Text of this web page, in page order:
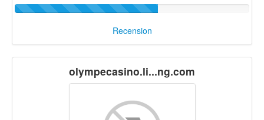
Recension
olympecasino.li...ng.com